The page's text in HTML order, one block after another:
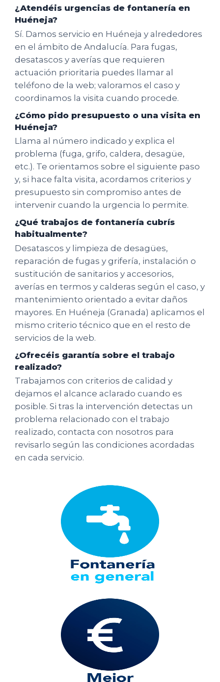
¿Atendéis urgencias de fontanería en
Huéneja?
Sí. Damos servicio en Huéneja y alrededores
en el ámbito de Andalucía. Para fugas,
desatascos y averías que requieren
actuación prioritaria puedes llamar al
teléfono de la web; valoramos el caso y
coordinamos la visita cuando procede.
¿Cómo pido presupuesto o una visita en
Huéneja?
Llama al número indicado y explica el
problema (fuga, grifo, caldera, desagüe,
etc.). Te orientamos sobre el siguiente paso
y, si hace falta visita, acordamos criterios y
presupuesto sin compromiso antes de
intervenir cuando la urgencia lo permite.
¿Qué trabajos de fontanería cubrís
habitualmente?
Desatascos y limpieza de desagües,
reparación de fugas y grifería, instalación o
sustitución de sanitarios y accesorios,
averías en termos y calderas según el caso, y
mantenimiento orientado a evitar daños
mayores. En Huéneja (Granada) aplicamos el
mismo criterio técnico que en el resto de
servicios de la web.
¿Ofrecéis garantía sobre el trabajo
realizado?
Trabajamos con criterios de calidad y
dejamos el alcance aclarado cuando es
posible. Si tras la intervención detectas un
problema relacionado con el trabajo
realizado, contacta con nosotros para
revisarlo según las condiciones acordadas
en cada servicio.